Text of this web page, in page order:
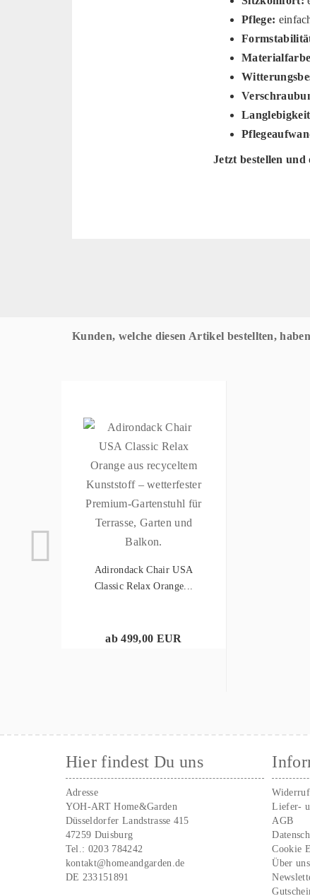
Pflege:
Jetzt bestellen
Kunden, welche diesen Artikel bestellten,
Adirondack Chair USA
Classic Relax Orange...
ab 499,00 EUR
Hier findest Du uns
Adresse
YOH-ART Home&Garden
Düsseldorfer Landstrasse 415
47259 Duisburg
Tel.: 0203 784242
kontakt@homeandgarden.de
DE 233151891
Liefer-
AGB
Cookie
Über